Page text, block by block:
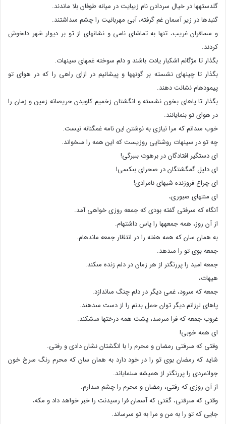
گلدسته‏ها در خیال سردادن نام زیبایت در میانه طوفان بلا ماندند.
گنبدها در زیر آسمان غم گرفته، آبى مهربانیت را چشم مى‏داشتند.
و مسافران غریب، تنها به تماشاى نامى و نشانه‏اى از تو بر دیوار شهر دل‏خوش
کردند.
بگذار تا مژگانم اشکبار یادت باشند و دلم سوخته غمهاى سینه‏ات.
بگذار تا چینهاى نشسته بر گونه‏ها و پیشانیم در ازاى راهى را که در هواى تو
پیموده‏ام نشانت دهند.
بگذار تا پاهاى بخون نشسته و انگشتان زخمیم کاویدن حریصانه زمین و زمان را
در هواى تو بنمایانند.
خوب مى‏دانم که مرا نیازى به نوشتن این نامه غمگنانه نیست.
چه تو در سینه‏ات روشنایى روزیست که این همه را مى‏خواند.
اى دستگیر افتادگان در برهوت بى‏برگى!
اى دلیل گمگشتگان در صحراى بى‏کسى!
اى چراغ فروزنده شبهاى نامرادى!
اى منتهاى صبورى،
آنگاه که مى‏رفتى گفته بودى که جمعه روزى خواهى آمد.
از آن روز، همه جمعه‏ها را پاس داشته‏ام.
به همان سان که همه هفته را در انتظار جمعه مانده‏ام.
جمعه بوى تو را مى‏دهد.
جمعه امید را پررنگتر از هر زمان در دلم زنده مى‏کند.
هیهات،
جمعه که مى‏رود، غمى دیگر در دلم چنگ مى‏اندازد.
پاهاى لرزانم دیگر توان حمل بدنم را از دست مى‏دهند.
غروب جمعه که فرا مى‏رسد، پشت همه درختها مى‏شکند.
اى همه خوبى!
وقتى که مى‏رفتى رمضان و محرم را با انگشتان نشان دادى و رفتى.
شاید که رمضان بوى تو را در خود دارد به همان سان که محرم رنگ سرخ خون
جوانمردى را پررنگتر از همیشه مى‏نمایاند.
از آن روزى که رفتى، رمضان و محرم را چشم مى‏دارم.
وقتى که مى‏رفتى، گفتى که آسمان فرا رسیدنت را خبر خواهد داد و مکه،
جایى که تو را به من و مرا به تو مى‏رساند.